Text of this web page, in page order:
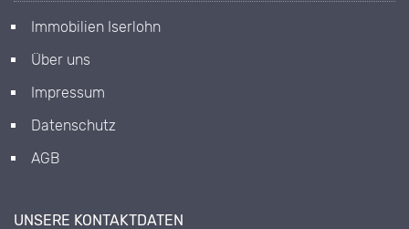
Immobilien Iserlohn
Über uns
Impressum
Datenschutz
AGB
UNSERE KONTAKTDATEN